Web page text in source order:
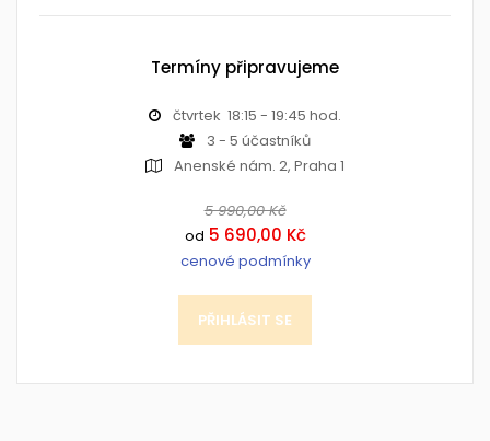
Termíny připravujeme
čtvrtek 18:15 - 19:45 hod.
3 - 5 účastníků
Anenské nám. 2, Praha 1
5 990,00 Kč
od 5 690,00 Kč
cenové podmínky
PŘIHLÁSIT SE